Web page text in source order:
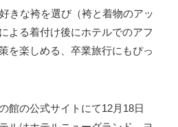
きな袴を選び（袴と着物のアッ
よる着付け後にホテルでのアフ
を楽しめる、卒業旅行にもぴっ
館の公式サイトにて12月18日